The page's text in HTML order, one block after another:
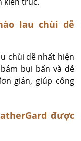
lau chùi dễ
chùi dễ nhất hiện
bụi bẩn và dễ
giản, giúp công
được